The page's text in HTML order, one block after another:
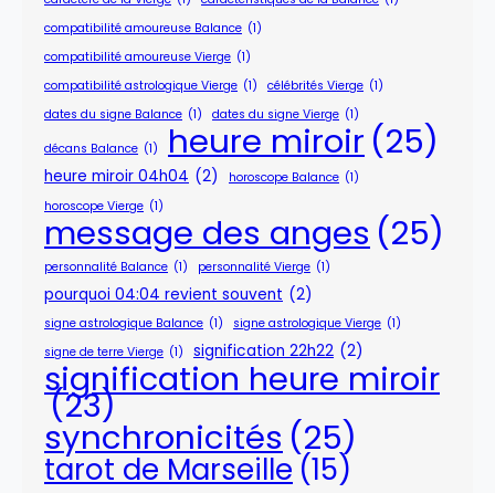
compatibilité amoureuse Balance (1)
compatibilité amoureuse Vierge (1)
compatibilité astrologique Vierge (1) célébrités Vierge (1)
dates du signe Balance (1) dates du signe Vierge (1)
décans Balance (1) heure miroir (25)
heure miroir 04h04 (2) horoscope Balance (1)
horoscope Vierge (1)
message des anges (25)
personnalité Balance (1) personnalité Vierge (1)
pourquoi 04:04 revient souvent (2)
signe astrologique Balance (1) signe astrologique Vierge (1)
signe de terre Vierge (1) signification 22h22 (2)
signification heure miroir
(23)
synchronicités (25)
tarot de Marseille (15)